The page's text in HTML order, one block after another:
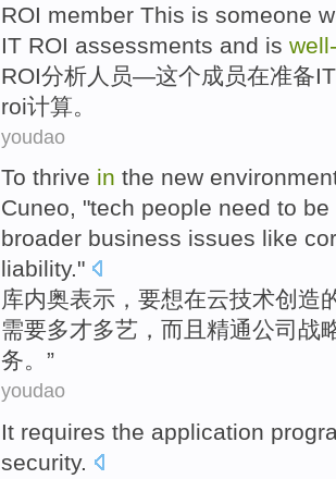
ROI member This is someone
IT ROI assessments and is well-
ROI分析人员—这个成员在准备IT
roi计算。
youdao
To thrive in the new
Cuneo, "tech people need to be
broader business issues like
liability."
库内奥表示 ，要想在云技术创造
需要多才多艺 ， 而且 精通公司 战
务。”
youdao
It requires the application
security.